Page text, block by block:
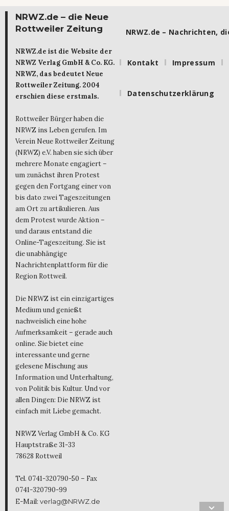
NRWZ.de – die Neue
Rottweiler Zeitung
NRWZ.de ist die Website der
NRWZ Verlag GmbH & Co. KG.
NRWZ, das bedeutet Neue
Rottweiler Zeitung. 2004
erschien diese erstmals.
Rottweiler Bürger haben die
NRWZ ins Leben gerufen. Im
Verein Neue Rottweiler Zeitung
(NRWZ) e.V. haben sie sich über
mehrere Monate engagiert –
um zunächst ihren Protest
gegen den Fortgang einer von
bis dato zwei Tageszeitungen
am Ort zu artikulieren. Aus
dem Protest wurde Aktion –
und daraus entstand die
Online-Tageszeitung. Sie ist
die unabhängige
Nachrichtenplattform für die
Region Rottweil.
Die NRWZ ist ein einzigartiges
Medium und genießt
nachweislich eine hohe
Aufmerksamkeit – gerade auch
online. Sie bietet eine
interessante und gerne
gelesene Mischung aus
Information und Unterhaltung,
von Politik bis Kultur. Und vor
allen Dingen: Die NRWZ ist
einfach mit Liebe gemacht.
NRWZ Verlag GmbH & Co. KG
Hauptstraße 31-33
78628 Rottweil
Tel. 0741-320790-50 – Fax
0741-320790-99
E-Mail: verlag@NRWZ.de
NRWZ.de – Nachrichten,
Kontakt Impressum
Datenschutzerklärung